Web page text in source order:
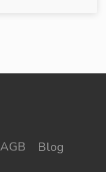
AGB
Blog